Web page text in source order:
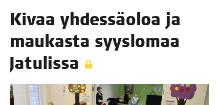
Kivaa yhdes­sä­oloa ja
mau­kas­ta syys­lo­maa
Jatulissa